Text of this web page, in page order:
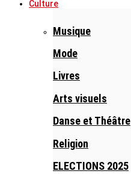
Culture
Musique
Mode
Livres
Arts visuels
Danse et Théâtre
Religion
ELECTIONS 2025